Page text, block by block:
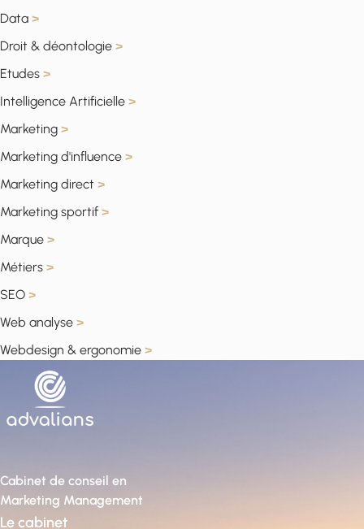
Data >
Droit & déontologie >
Etudes >
Intelligence Artificielle >
Marketing >
Marketing d'influence >
Marketing direct >
Marketing sportif >
Marque >
Métiers >
SEO >
Web analyse >
Webdesign & ergonomie >
Cabinet de conseil en
Marketing Management
Le cabinet